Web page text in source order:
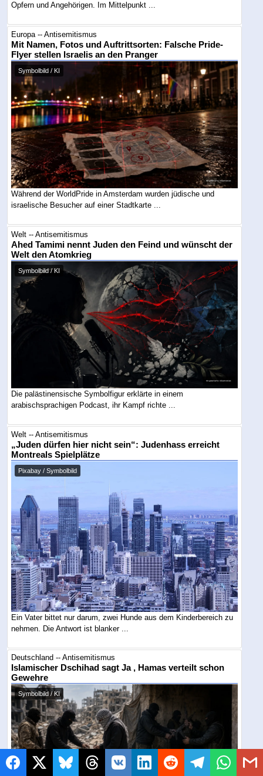
Opfern und Angehörigen. Im Mittelpunkt ...
Europa -- Antisemitismus
Mit Namen, Fotos und Auftrittsorten: Falsche Pride-
Flyer stellen Israelis an den Pranger
Symbolbild / KI
Während der WorldPride in Amsterdam wurden jüdische und
israelische Besucher auf einer Stadtkarte ...
Welt -- Antisemitismus
Ahed Tamimi nennt Juden den Feind und wünscht der
Welt den Atomkrieg
Symbolbild / KI
Die palästinensische Symbolfigur erklärte in einem
arabischsprachigen Podcast, ihr Kampf richte ...
Welt -- Antisemitismus
„Juden dürfen hier nicht sein“: Judenhass erreicht
Montreals Spielplätze
Pixabay / Symbolbild
Ein Vater bittet nur darum, zwei Hunde aus dem Kinderbereich zu
nehmen. Die Antwort ist blanker ...
Deutschland -- Antisemitismus
Islamischer Dschihad sagt Ja , Hamas verteilt schon
Gewehre
Symbolbild / KI